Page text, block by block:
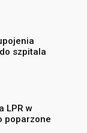
szpitala
LPR w
poparzone